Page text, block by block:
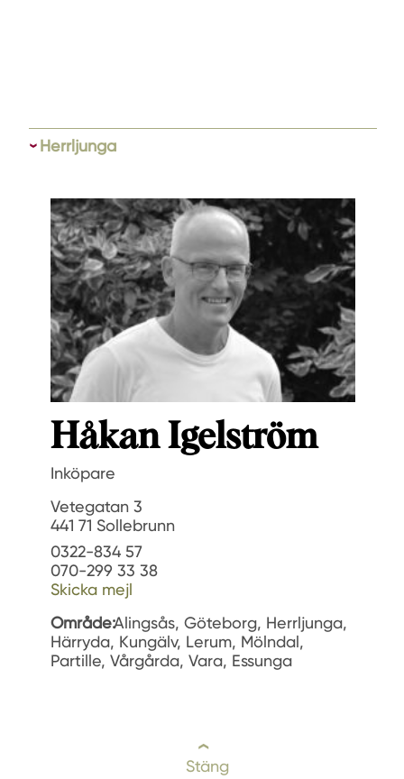
Herrljunga
Håkan Igelström
Inköpare
Vetegatan 3
441 71 Sollebrunn
0322-834 57
070-299 33 38
Skicka mejl
Område:Alingsås, Göteborg, Herrljunga,
Härryda, Kungälv, Lerum, Mölndal,
Partille, Vårgårda, Vara, Essunga
Stäng